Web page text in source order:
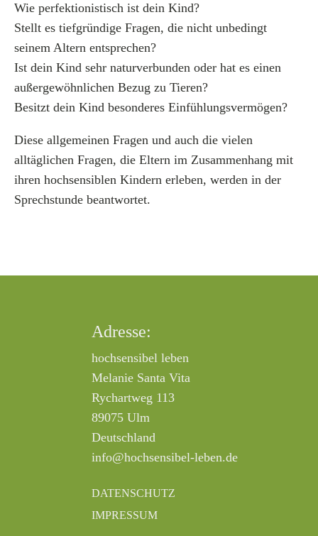
Wie perfektionistisch ist dein Kind?
Stellt es tiefgründige Fragen, die nicht unbedingt
seinem Altern entsprechen?
Ist dein Kind sehr naturverbunden oder hat es einen
außergewöhnlichen Bezug zu Tieren?
Besitzt dein Kind besonderes Einfühlungsvermögen?
Diese allgemeinen Fragen und auch die vielen
alltäglichen Fragen, die Eltern im Zusammenhang mit
ihren hochsensiblen Kindern erleben, werden in der
Sprechstunde beantwortet.
Adresse:
hochsensibel leben
Melanie Santa Vita
Rychartweg 113
89075 Ulm
Deutschland
info@hochsensibel-leben.de
DATENSCHUTZ
IMPRESSUM